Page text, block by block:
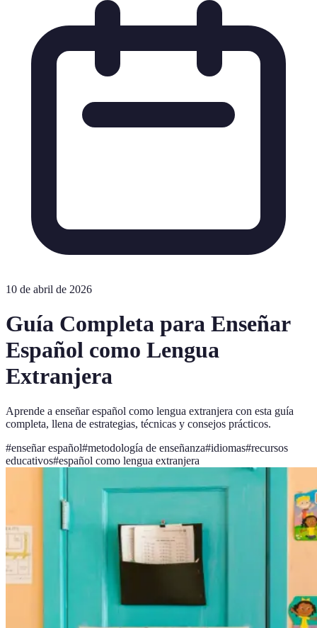
10 de abril de 2026
Guía Completa para Enseñar
Español como Lengua
Extranjera
Aprende a enseñar español como lengua extranjera con esta guía
completa, llena de estrategias, técnicas y consejos prácticos.
#enseñar español#metodología de enseñanza#idiomas#recursos
educativos#español como lengua extranjera